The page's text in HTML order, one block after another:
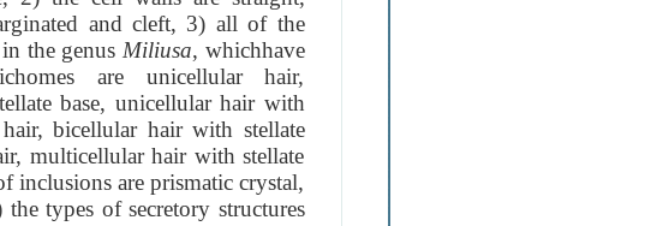
and cleft, 3) all of the
the genus Miliusa, whichhave
are unicellular hair,
base, unicellular hair with
bicellular hair with stellate
multicellular hair with stellate
inclusions are prismatic crystal,
types of secretory structures